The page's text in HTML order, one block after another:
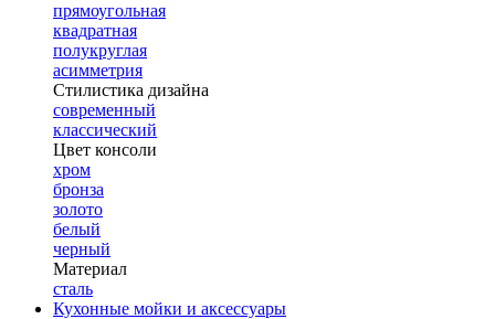
прямоугольная
квадратная
полукруглая
асимметрия
Стилистика дизайна
современный
классический
Цвет консоли
хром
бронза
золото
белый
черный
Материал
сталь
Кухонные мойки и аксессуары